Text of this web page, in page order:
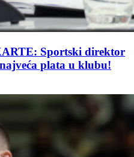
Sportski direktor
plata u klubu!